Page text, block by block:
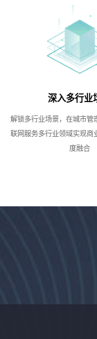
深入多行业
解锁多行业场景，在城市管
联网服务多行业领域实现商
度融合